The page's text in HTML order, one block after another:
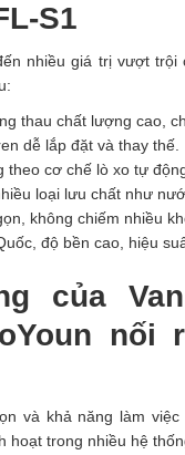
S1
nhiều giá trị vượt
thau chất lượng cao,
dễ lắp đặt và thay thế.
theo cơ chế lò xo tự
loại lưu chất như
không chiếm nhiều
độ bền cao, hiệu
của
nối
và khả năng làm việc
hoạt trong nhiều hệ